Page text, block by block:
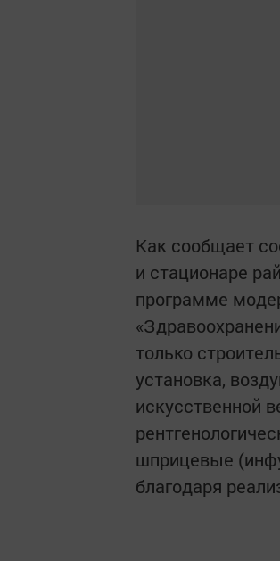
Как сообщает
и стационаре
программе
только
установка,
искусственной
шприцевые
благодаря